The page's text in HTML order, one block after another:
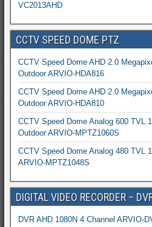
VC2013AHD
CCTV SPEED DOME PTZ
CCTV Speed Dome AHD 2.0
Outdoor ARVIO-HDA816
CCTV Speed Dome AHD 2.0
Outdoor ARVIO-HDA810
CCTV Speed Dome Analog 600 TVL
Outdoor ARVIO-MPTZ1060S
CCTV Speed Dome Analog 480 TVL
ARVIO-MPTZ1048S
DIGITAL VIDEO RECORDER –
DVR AHD 1080N 4 Channel ARVIO-